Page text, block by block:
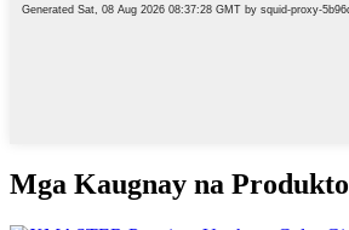
Mga Kaugnay na Produkto